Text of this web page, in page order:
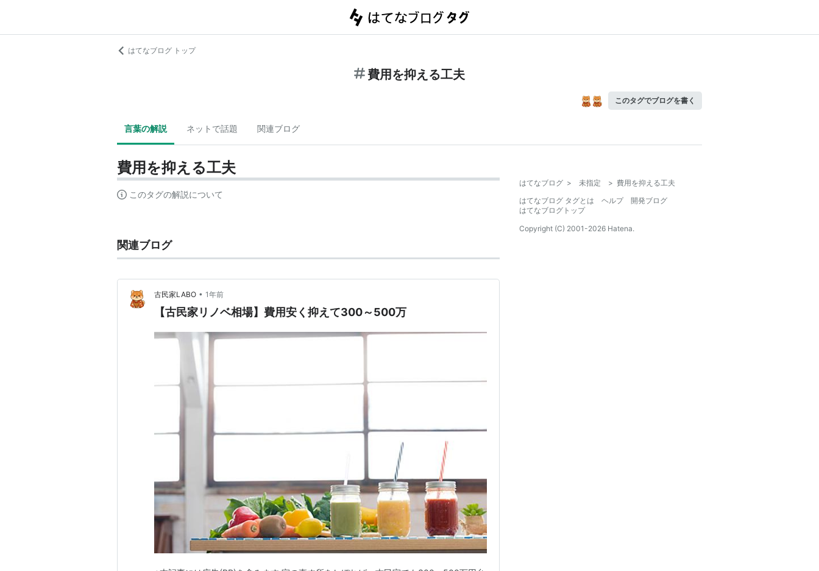
はてなブログ トップ
費用を抑える工夫
このタグでブログを書く
言葉の解説 ネットで話題 関連ブログ
費用を抑える工夫
このタグの解説について
関連ブログ
古民家LABO • 1年前
【古民家リノベ相場】費用安く抑えて300～500万
はてなブログ > 未指定 > 費用を抑える工夫
はてなブログ タグとは
ヘルプ
開発ブログ
はてなブログトップ
Copyright (C) 2001-2026 Hatena.